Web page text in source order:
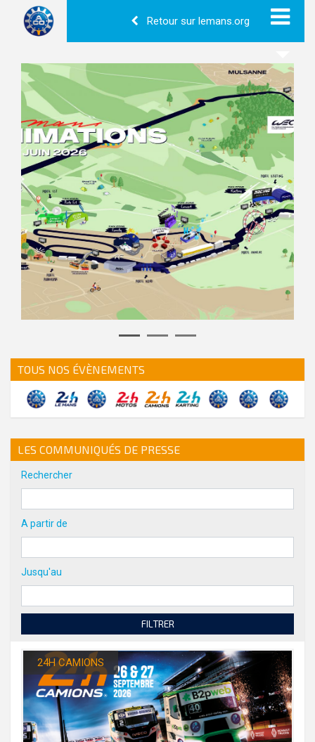
Retour sur lemans.org
TOUS NOS ÉVÈNEMENTS
LES COMMUNIQUÉS DE PRESSE
Rechercher
A partir de
Jusqu'au
FILTRER
24H CAMIONS